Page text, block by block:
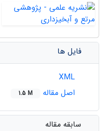
فایل ها
اصل مقاله
1.5 M
سابقه مقاله